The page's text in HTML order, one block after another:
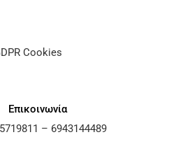
Cookies
Επικοινωνία
– 6943144489